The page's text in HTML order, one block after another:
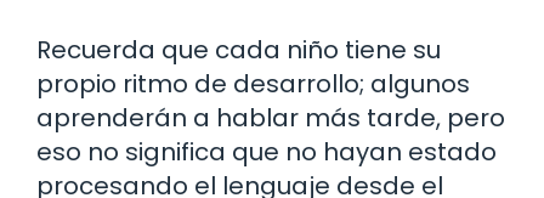
Recuerda que cada niño tiene su
propio ritmo de desarrollo; algunos
aprenderán a hablar más tarde, pero
eso no significa que no hayan estado
procesando el lenguaje desde el